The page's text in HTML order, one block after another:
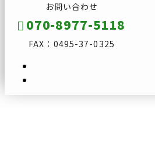
お問い合わせ
070-8977-5118
FAX：0495-37-0325